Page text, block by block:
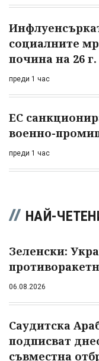
социалните
почина на 26 г.
преди 1 час
ЕС
военно-
преди 1 час
НАЙ-
Зеленски:
06.08.2026
Саудитска
подписват
съвместна